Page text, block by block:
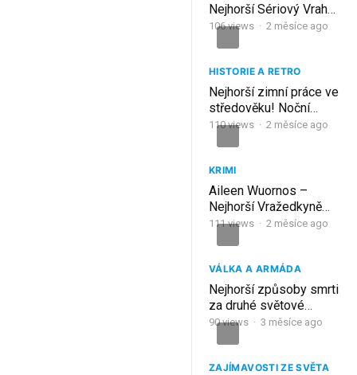
Nejhorší Sériový Vrah
Francie
106views · 2 měsíce ago
HISTORIE A RETRO
Nejhorší zimní práce ve
středověku! Noční
hlídky, mráz a omrzliny
110views · 2 měsíce ago
KRIMI
Aileen Wuornos –
Nejhorší Vražedkyně
Ameriky
111views · 2 měsíce ago
VÁLKA A ARMÁDA
Nejhorší způsoby smrti
za druhé světové
války?
90views · 3 měsíce ago
ZAJÍMAVOSTI ZE SVĚTA